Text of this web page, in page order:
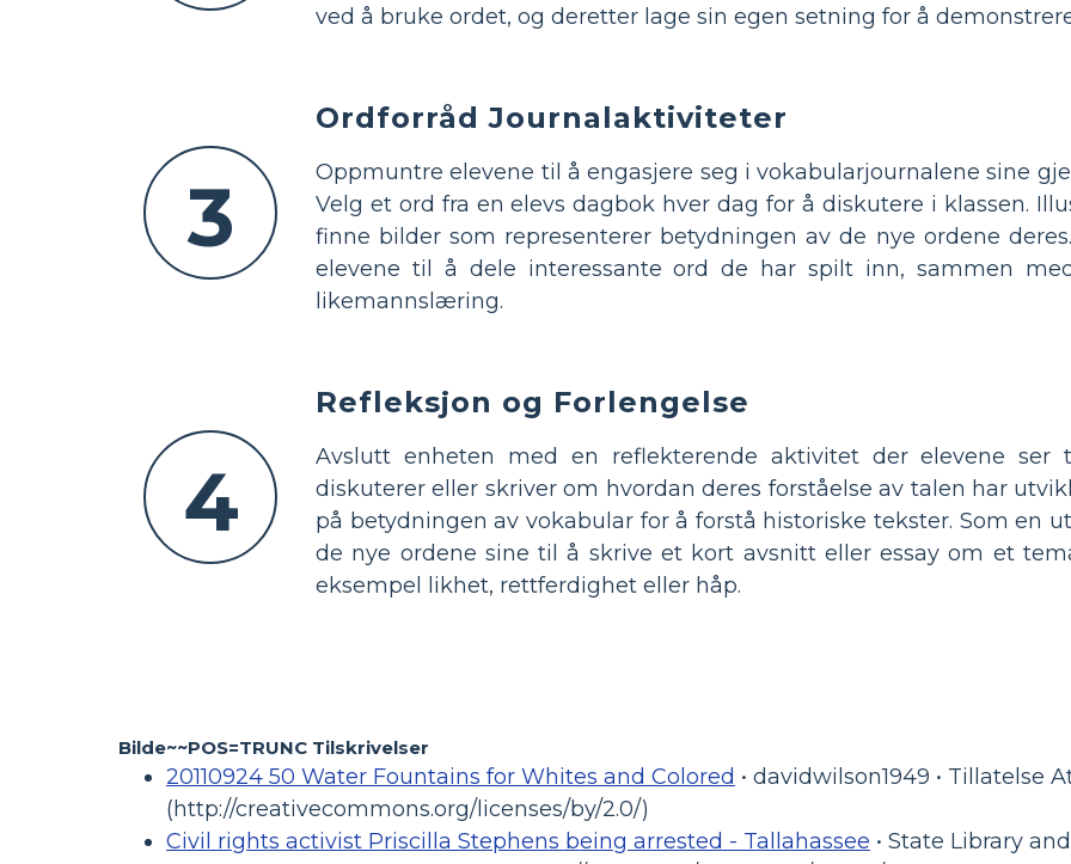
ved å bruke ordet, og deretter lage sin egen setning for å
3
Ordforråd Journalaktiviteter
Oppmuntre elevene til å engasjere seg i vokabularjournalene sine
Velg et ord fra en elevs dagbok hver dag for å diskutere i klassen.
finne bilder som representerer betydningen av de nye ordene
elevene til å dele interessante ord de har spilt inn, sammen
likemannslæring.
4
Refleksjon og Forlengelse
Avslutt enheten med en reflekterende aktivitet der elevene ser
diskuterer eller skriver om hvordan deres forståelse av talen har
på betydningen av vokabular for å forstå historiske tekster. Som en
de nye ordene sine til å skrive et kort avsnitt eller essay om et
eksempel likhet, rettferdighet eller håp.
Bilde~~POS=TRUNC Tilskrivelser
20110924 50 Water Fountains for Whites and Colored • davidwilson1949 • Tillatelse
(http://creativecommons.org/licenses/by/2.0/)
Civil rights activist Priscilla Stephens being arrested - Tallahassee • State Library